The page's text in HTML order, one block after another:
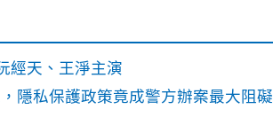
經天、王淨主演
隱私保護政策竟成警方辦案最大阻礙